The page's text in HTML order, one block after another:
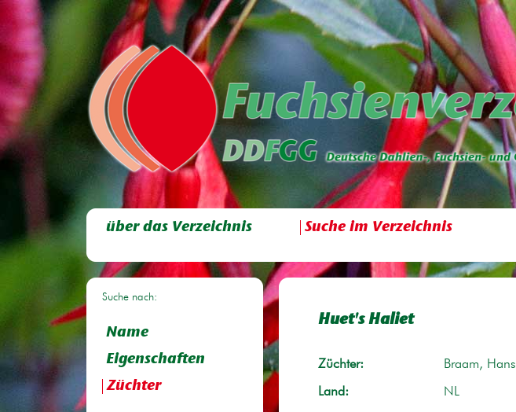
über das Verzeichnis Suche im Verzeichnis
Suche nach:
Name
Eigenschaften
Züchter
Huet's Haliet
Züchter: Braam, Hans
Land: NL